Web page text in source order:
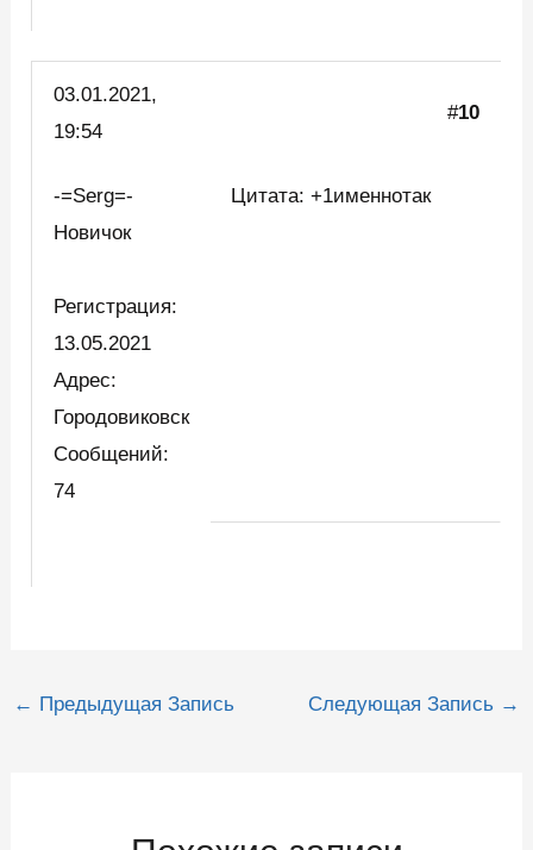
03.01.2021,
19:54
#10
-=Serg=-
Новичок
Регистрация:
13.05.2021
Адрес:
Городовиковск
Сообщений:
74
Цитата: +1именнотак
Навигация
← Предыдущая Запись Следующая Запись →